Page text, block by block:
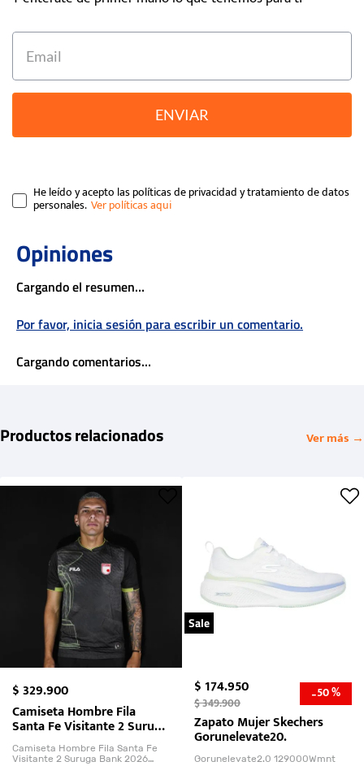
ENVIAR
He leído y acepto las políticas de privacidad y tratamiento de datos
personales.
Cargando el resumen…
Por favor, inicia sesión para escribir un comentario.
Cargando comentarios…
Productos relacionados Ver más →
$329.900
Camiseta Hombre Fila
Santa Fe Visitante 2 Suruga
Bank 2026
Camiseta Hombre Fila Santa Fe
Visitante 2 Suruga Bank 2026
Sale
$174.950
$349.900 -50 %
Zapato Mujer Skechers
Gorunelevate20.
Gorunelevate2.0 129000Wmnt